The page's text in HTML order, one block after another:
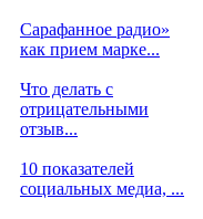
Сарафанное радио»
как прием марке...
Что делать с
отрицательными
отзыв...
10 показателей
социальных медиа, ...